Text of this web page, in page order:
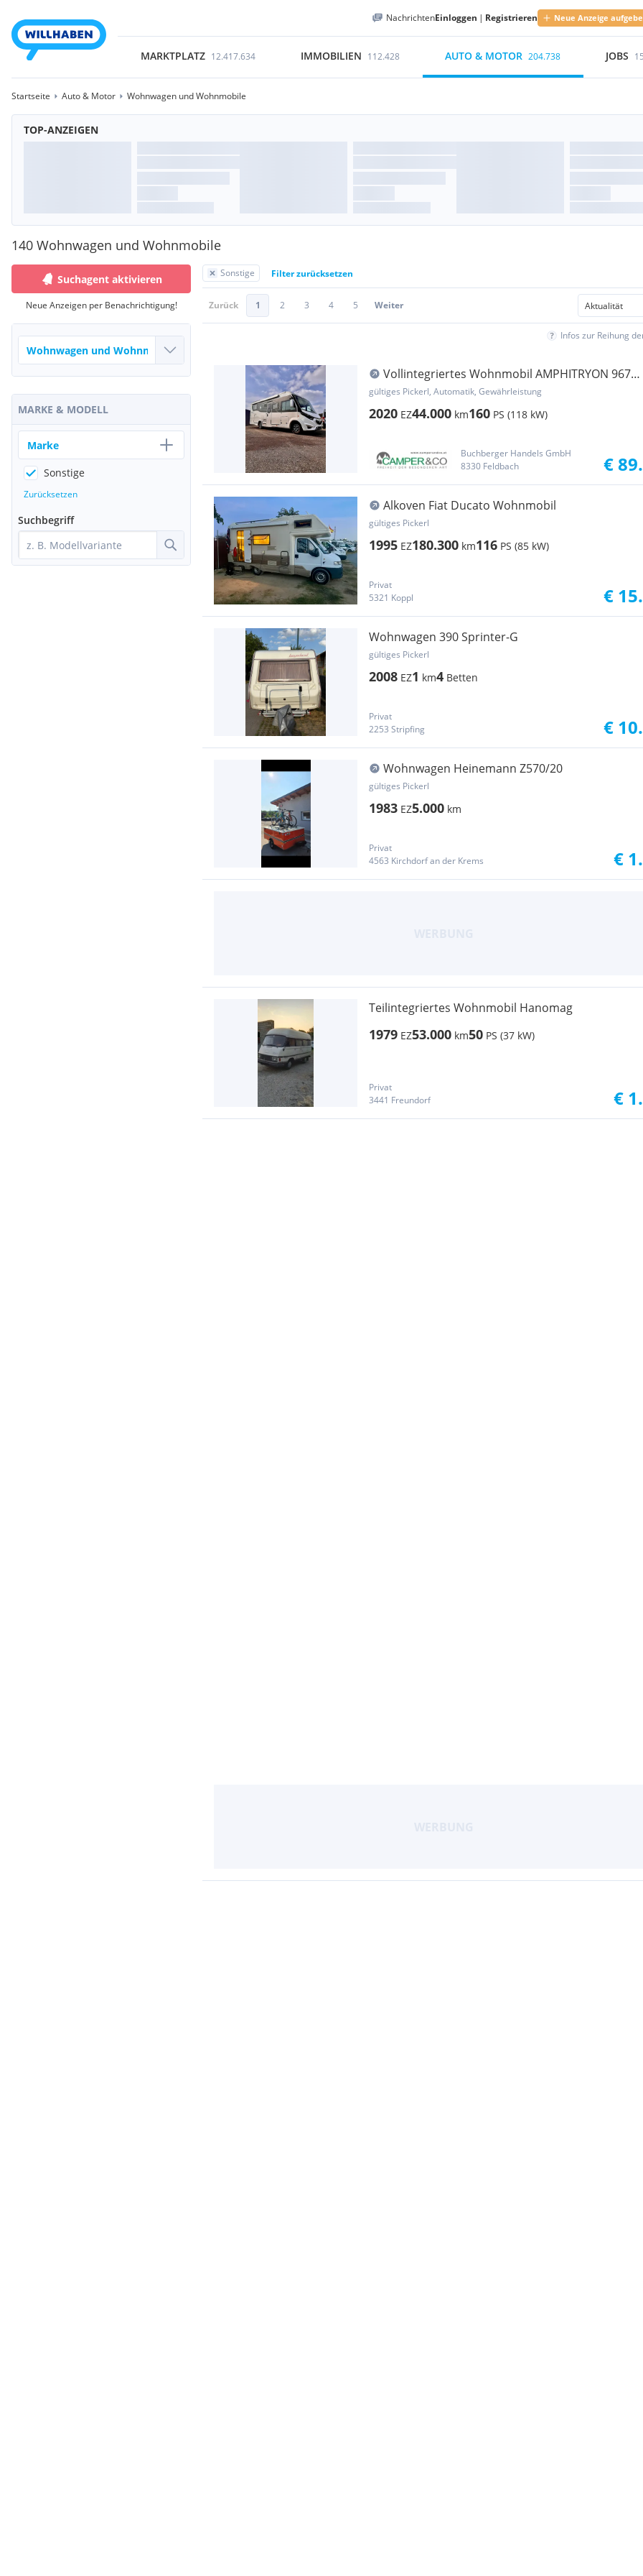
NachrichtenEinloggen | Registrieren Neue Anzeige
MARKTPLATZ 12.417.634 IMMOBILIEN 112.428 AUTO & MOTOR 204.738 JOBS
Startseite Auto & Motor Wohnwagen und Wohnmobile
TOP-ANZEIGEN
140 Wohnwagen und Wohnmobile
Sonstige Filter zurücksetzen
Zurück 1 2 3 4 5 Weiter
Infos zur Reihung
Vollintegriertes Wohnmobil AMPHITRYON 967
*Automatik* ...
gültiges Pickerl, Automatik, Gewährleistung
2020 EZ44.000 km160 PS (118 kW)
Buchberger Handels GmbH
8330 Feldbach
€
Alkoven Fiat Ducato Wohnmobil
gültiges Pickerl
1995 EZ180.300 km116 PS (85 kW)
Privat
5321 Koppl
€
Wohnwagen 390 Sprinter-G
gültiges Pickerl
2008 EZ1 km4 Betten
Privat
2253 Stripfing
€
Wohnwagen Heinemann Z570/20
gültiges Pickerl
1983 EZ5.000 km
Privat
4563 Kirchdorf an der Krems
€
Teilintegriertes Wohnmobil Hanomag
1979 EZ53.000 km50 PS (37 kW)
Privat
3441 Freundorf
€
Suchagent aktivieren
Neue Anzeigen per Benachrichtigung!
MARKE & MODELL
Marke
Sonstige
Zurücksetzen
Suchbegriff